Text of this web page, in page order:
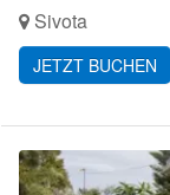
Sivota
JETZT BUCHEN